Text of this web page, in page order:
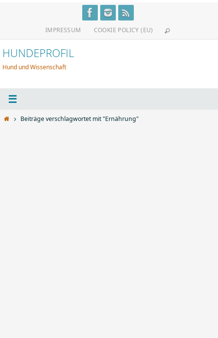
IMPRESSUM COOKIE POLICY (EU)
HUNDEPROFIL
Hund und Wissenschaft
StartBeiträge verschlagwortet mit "Ernährung"